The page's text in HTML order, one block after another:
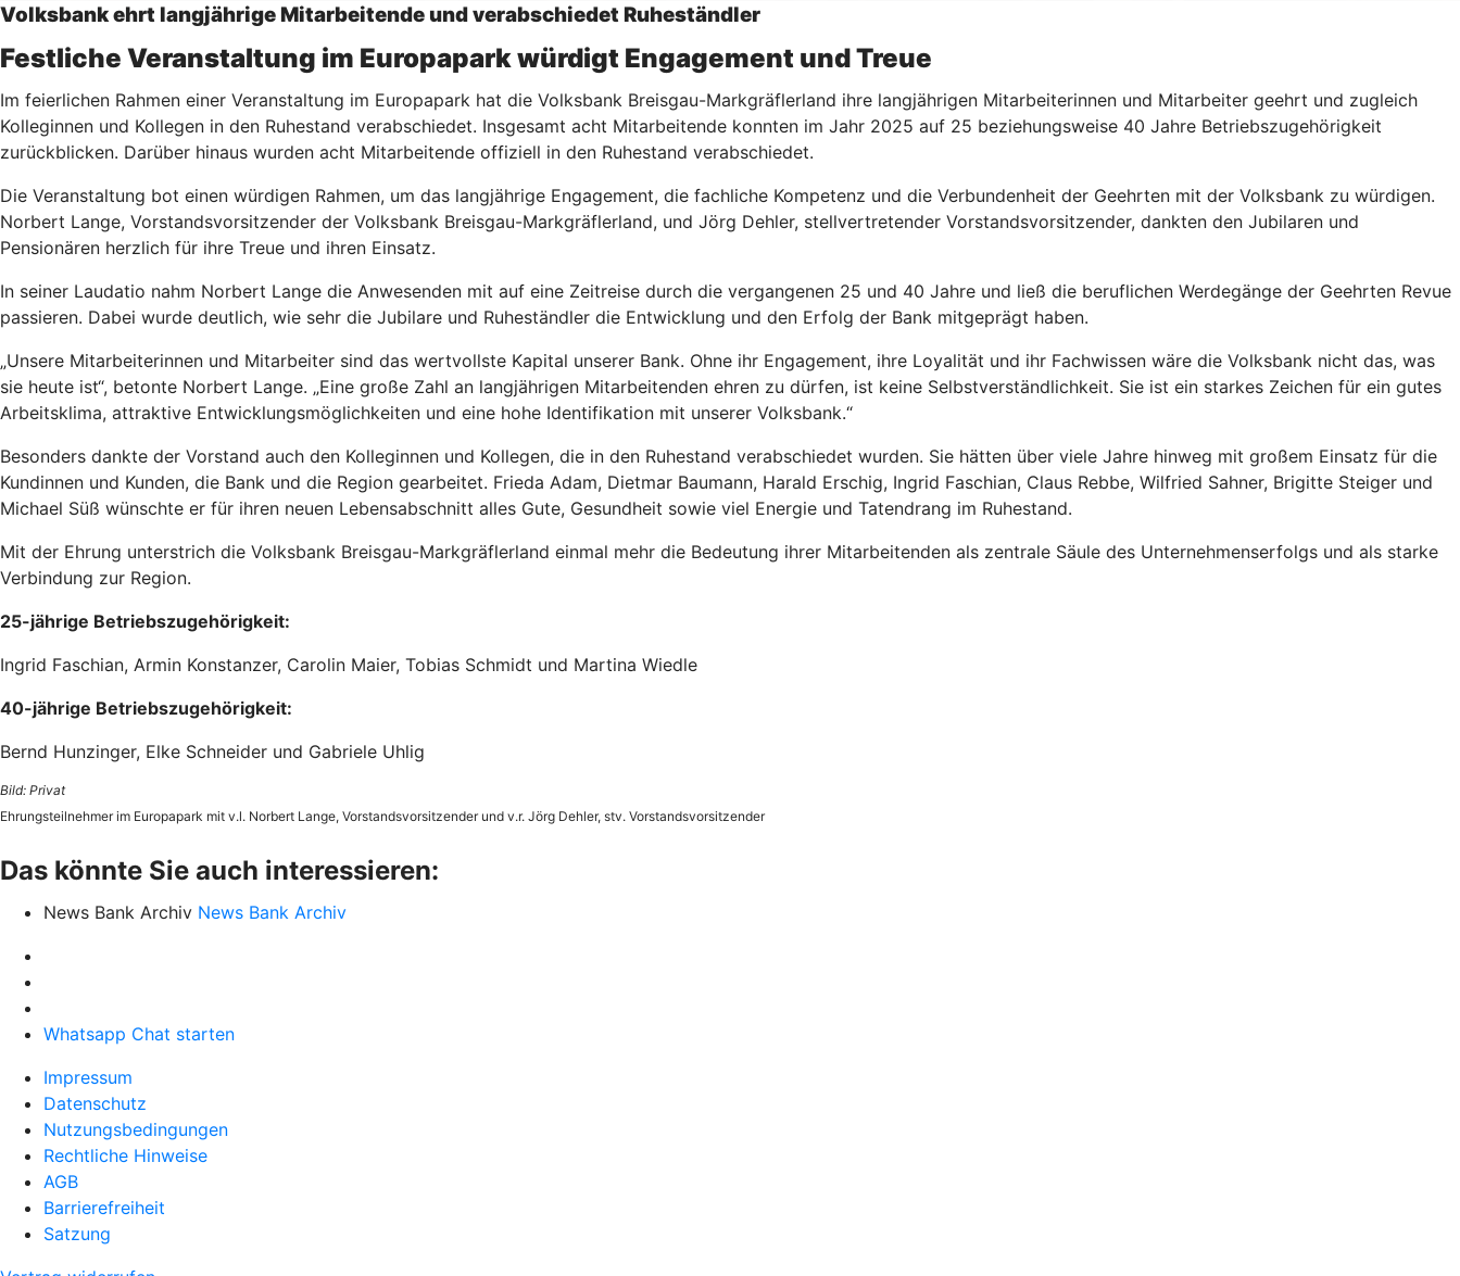
Volksbank ehrt langjährige Mitarbeitende und verabschiedet Ruheständler
Festliche Veranstaltung im Europapark würdigt Engagement und Treue
Im feierlichen Rahmen einer Veranstaltung im Europapark hat die Volksbank Breisgau-Markgräflerland ihre langjährigen Mitarbeiterinnen und Mitarbeiter geehrt und zugleich
Kolleginnen und Kollegen in den Ruhestand verabschiedet. Insgesamt acht Mitarbeitende konnten im Jahr 2025 auf 25 beziehungsweise 40 Jahre Betriebszugehörigkeit
zurückblicken. Darüber hinaus wurden acht Mitarbeitende offiziell in den Ruhestand verabschiedet.
Die Veranstaltung bot einen würdigen Rahmen, um das langjährige Engagement, die fachliche Kompetenz und die Verbundenheit der Geehrten mit der Volksbank zu würdigen.
Norbert Lange, Vorstandsvorsitzender der Volksbank Breisgau-Markgräflerland, und Jörg Dehler, stellvertretender Vorstandsvorsitzender, dankten den Jubilaren und
Pensionären herzlich für ihre Treue und ihren Einsatz.
In seiner Laudatio nahm Norbert Lange die Anwesenden mit auf eine Zeitreise durch die vergangenen 25 und 40 Jahre und ließ die beruflichen Werdegänge der Geehrten Revue
passieren. Dabei wurde deutlich, wie sehr die Jubilare und Ruheständler die Entwicklung und den Erfolg der Bank mitgeprägt haben.
„Unsere Mitarbeiterinnen und Mitarbeiter sind das wertvollste Kapital unserer Bank. Ohne ihr Engagement, ihre Loyalität und ihr Fachwissen wäre die Volksbank nicht das, was
sie heute ist“, betonte Norbert Lange. „Eine große Zahl an langjährigen Mitarbeitenden ehren zu dürfen, ist keine Selbstverständlichkeit. Sie ist ein starkes Zeichen für ein gutes
Arbeitsklima, attraktive Entwicklungsmöglichkeiten und eine hohe Identifikation mit unserer Volksbank.“
Besonders dankte der Vorstand auch den Kolleginnen und Kollegen, die in den Ruhestand verabschiedet wurden. Sie hätten über viele Jahre hinweg mit großem Einsatz für die
Kundinnen und Kunden, die Bank und die Region gearbeitet. Frieda Adam, Dietmar Baumann, Harald Erschig, Ingrid Faschian, Claus Rebbe, Wilfried Sahner, Brigitte Steiger und
Michael Süß wünschte er für ihren neuen Lebensabschnitt alles Gute, Gesundheit sowie viel Energie und Tatendrang im Ruhestand.
Mit der Ehrung unterstrich die Volksbank Breisgau-Markgräflerland einmal mehr die Bedeutung ihrer Mitarbeitenden als zentrale Säule des Unternehmenserfolgs und als starke
Verbindung zur Region.
25-jährige Betriebszugehörigkeit:
Ingrid Faschian, Armin Konstanzer, Carolin Maier, Tobias Schmidt und Martina Wiedle
40-jährige Betriebszugehörigkeit:
Bernd Hunzinger, Elke Schneider und Gabriele Uhlig
Bild: Privat
Ehrungsteilnehmer im Europapark mit v.l. Norbert Lange, Vorstandsvorsitzender und v.r. Jörg Dehler, stv. Vorstandsvorsitzender
Das könnte Sie auch interessieren:
News Bank Archiv News Bank Archiv
Whatsapp Chat starten
Impressum
Datenschutz
Nutzungsbedingungen
Rechtliche Hinweise
AGB
Barrierefreiheit
Satzung